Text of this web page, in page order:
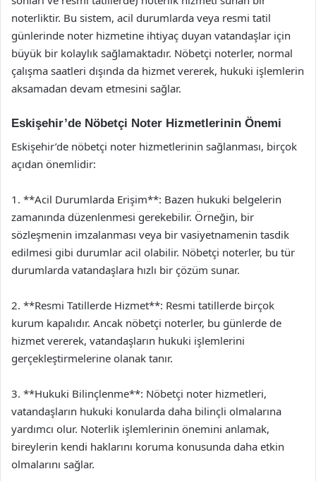
noterliktir. Bu sistem, acil durumlarda veya resmi tatil
günlerinde noter hizmetine ihtiyaç duyan vatandaşlar için
büyük bir kolaylık sağlamaktadır. Nöbetçi noterler, normal
çalışma saatleri dışında da hizmet vererek, hukuki işlemlerin
aksamadan devam etmesini sağlar.
Eskişehir’de Nöbetçi Noter Hizmetlerinin Önemi
Eskişehir’de nöbetçi noter hizmetlerinin sağlanması, birçok
açıdan önemlidir:
1. **Acil Durumlarda Erişim**: Bazen hukuki belgelerin
zamanında düzenlenmesi gerekebilir. Örneğin, bir
sözleşmenin imzalanması veya bir vasiyetnamenin tasdik
edilmesi gibi durumlar acil olabilir. Nöbetçi noterler, bu tür
durumlarda vatandaşlara hızlı bir çözüm sunar.
2. **Resmi Tatillerde Hizmet**: Resmi tatillerde birçok
kurum kapalıdır. Ancak nöbetçi noterler, bu günlerde de
hizmet vererek, vatandaşların hukuki işlemlerini
gerçekleştirmelerine olanak tanır.
3. **Hukuki Bilinçlenme**: Nöbetçi noter hizmetleri,
vatandaşların hukuki konularda daha bilinçli olmalarına
yardımcı olur. Noterlik işlemlerinin önemini anlamak,
bireylerin kendi haklarını koruma konusunda daha etkin
olmalarını sağlar.